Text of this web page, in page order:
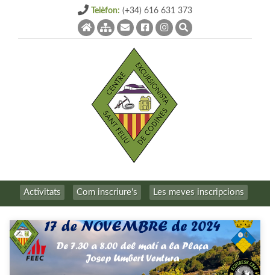
Telèfon: (+34) 616 631 373
Activitats Com inscriure's Les meves inscripcions